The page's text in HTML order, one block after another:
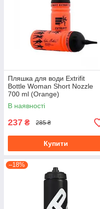
Пляшка для води Extrifit
Bottle Woman Short Nozzle
700 ml (Orange)
В наявності
237 ₴ 285 ₴
Купити
–18%